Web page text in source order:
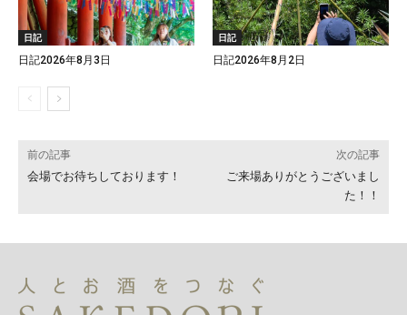
日記
日記2026年8月3日
日記
日記2026年8月2日
前の記事
会場でお待ちしております！
次の記事
ご来場ありがとうございまし
た！！